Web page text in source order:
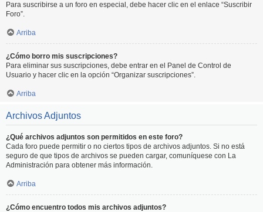
Para suscribirse a un foro en especial, debe hacer clic en el enlace “Suscribir
Foro”.
Arriba
¿Cómo borro mis suscripciones?
Para eliminar sus suscripciones, debe entrar en el Panel de Control de
Usuario y hacer clic en la opción “Organizar suscripciones”.
Arriba
Archivos Adjuntos
¿Qué archivos adjuntos son permitidos en este foro?
Cada foro puede permitir o no ciertos tipos de archivos adjuntos. Si no está
seguro de que tipos de archivos se pueden cargar, comuníquese con La
Administración para obtener más información.
Arriba
¿Cómo encuentro todos mis archivos adjuntos?